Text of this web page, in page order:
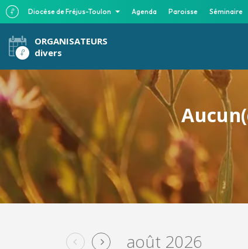
Diocèse de Fréjus-Toulon Agenda Paroisse Séminaire
ORGANISATEURS
divers
août 2026